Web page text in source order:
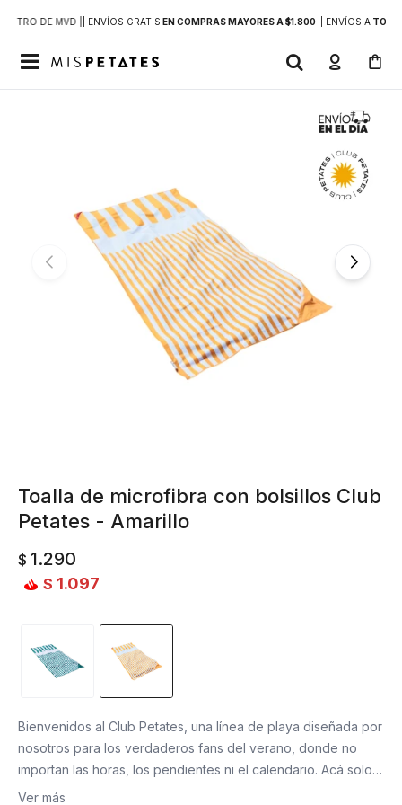
DE MVD | | ENVÍOS GRATIS EN COMPRAS MAYORES A $1.800 | ENVÍOS ATODO

Toalla de microfibra con bolsillos Club
Petates - Amarillo
$ 1.290
$ 1.097
Bienvenidos al Club Petates, una línea de playa diseñada por
nosotros para los verdaderos fans del verano, donde no
importan las horas, los pendientes ni el calendario. Acá solo
importan las ganas de no hacer nada, donde descansar es la
Ver más